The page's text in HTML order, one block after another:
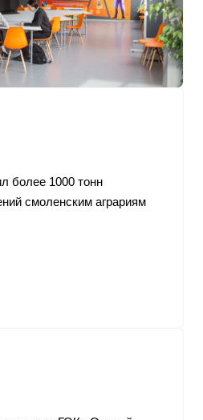
более 1000 тонн
смоленским аграриям